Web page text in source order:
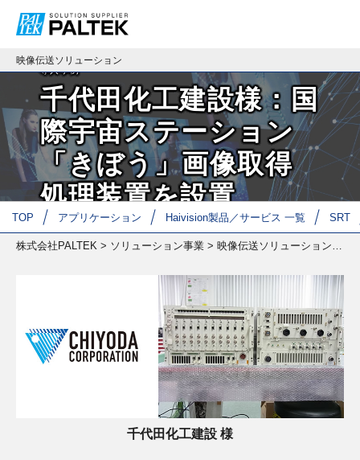
映像伝送ソリューション
TOP アプリケーション Haivision製品／サービス 一覧 SRT
株式会社PALTEK > ソリューション事業 > 映像伝送ソリューション
導入事例
千代田化工建設様：国
際宇宙ステーション
「きぼう」画像取得
処理装置を設置
千代田化工建設 様